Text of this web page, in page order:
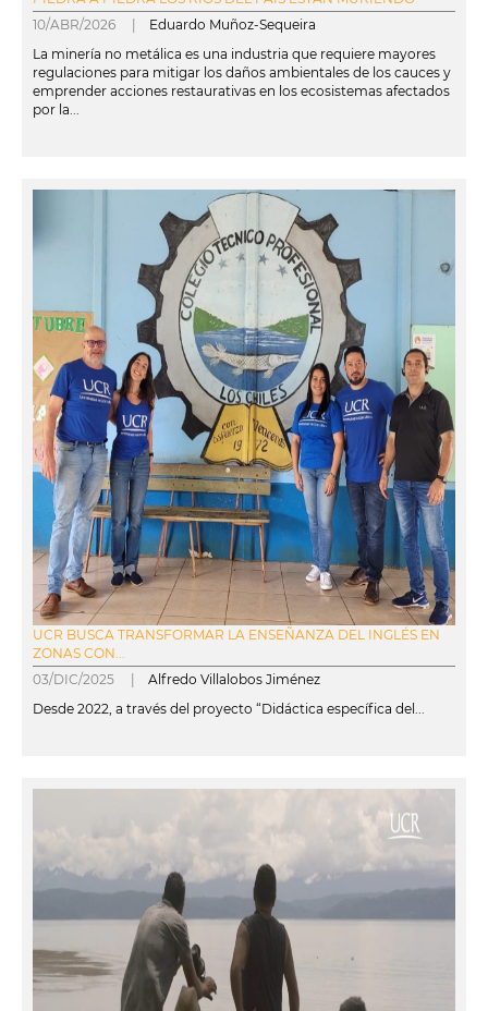
10/ABR/2026 | Eduardo Muñoz-Sequeira
La minería no metálica es una industria que requiere mayores
regulaciones para mitigar los daños ambientales de los cauces y
emprender acciones restaurativas en los ecosistemas afectados
por la...
UCR BUSCA TRANSFORMAR LA ENSEÑANZA DEL INGLÉS EN
ZONAS CON...
03/DIC/2025 | Alfredo Villalobos Jiménez
Desde 2022, a través del proyecto “Didáctica específica del...